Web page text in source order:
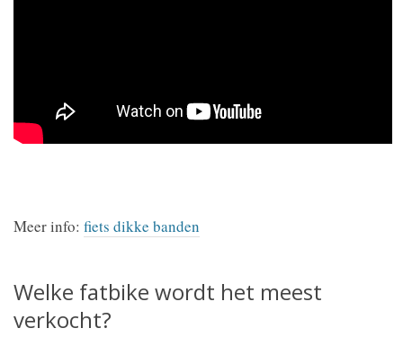
Meer info: fiets dikke banden
Welke fatbike wordt het meest
verkocht?